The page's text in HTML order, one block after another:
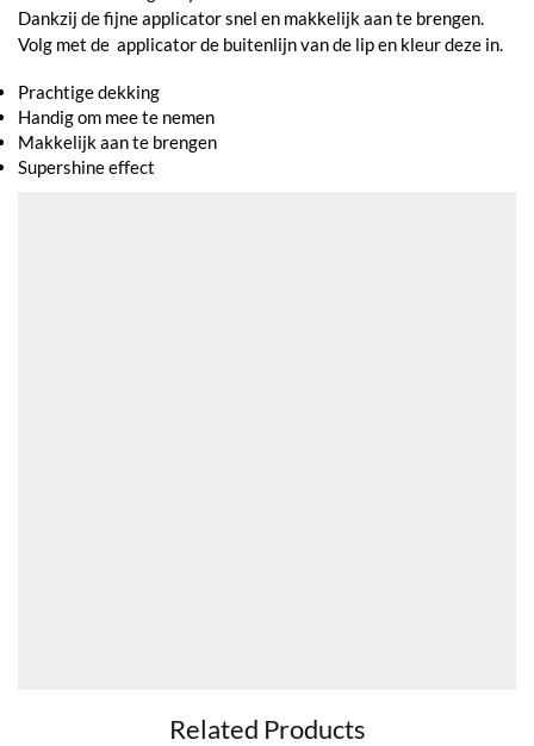
Dankzij de fijne applicator snel en makkelijk aan te brengen.
Volg met de applicator de buitenlijn van de lip en kleur deze in.
Prachtige dekking
Handig om mee te nemen
Makkelijk aan te brengen
Supershine effect
Related Products